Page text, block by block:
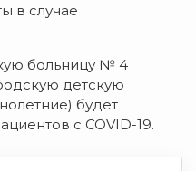
в случае
больницу № 4
детскую
будет
с COVID-19.